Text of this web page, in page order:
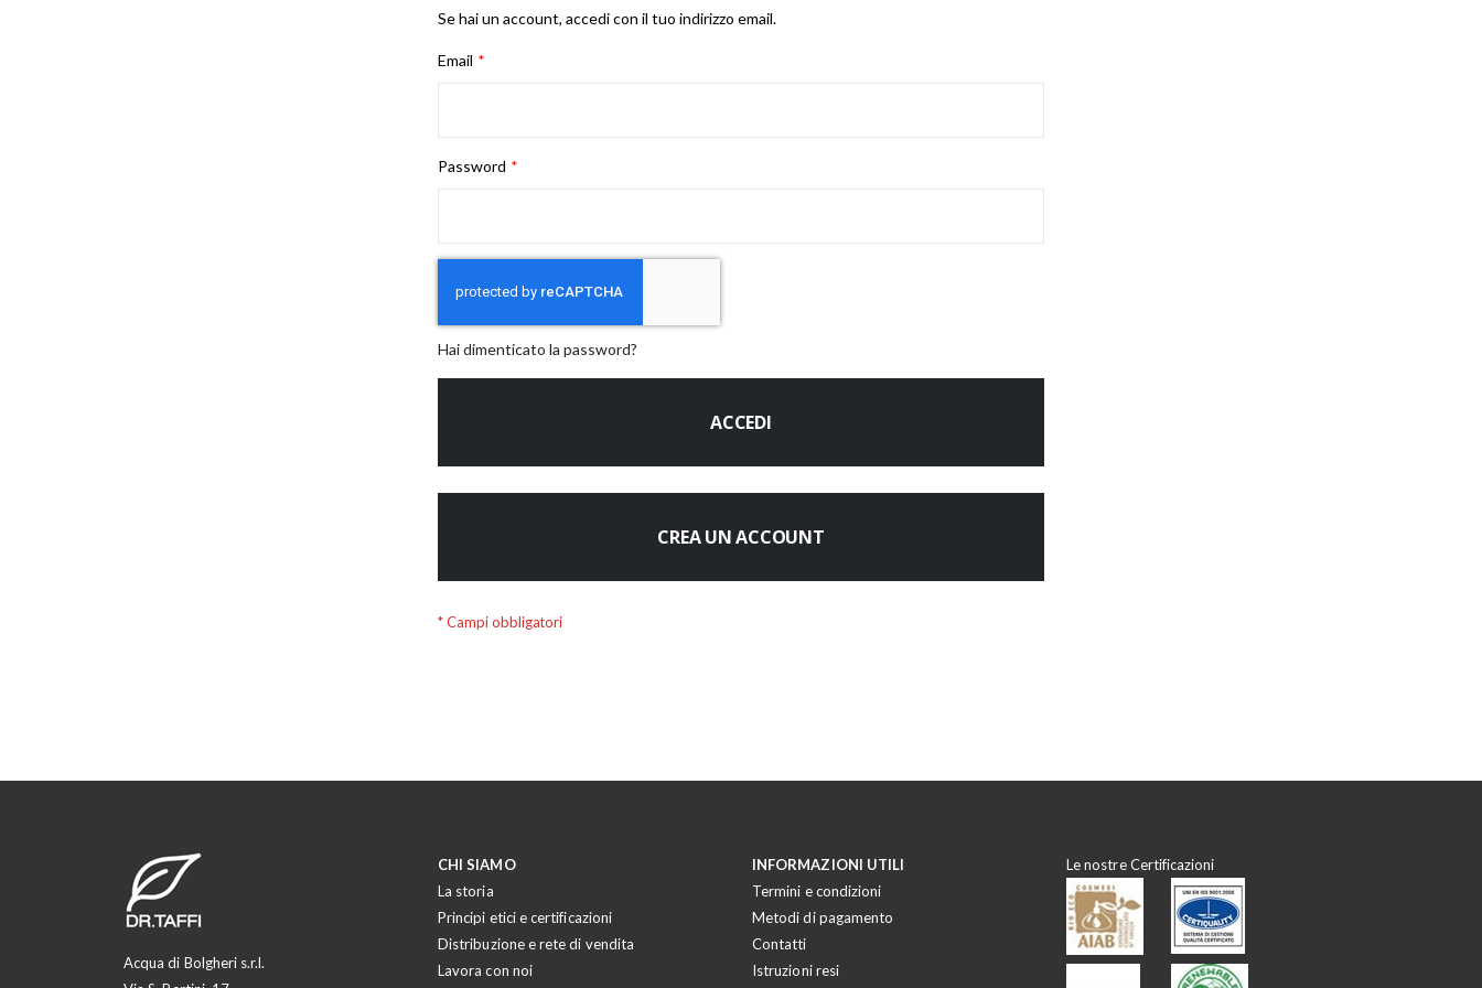
Se hai un account, accedi con il tuo indirizzo email.
Email
Password
Hai dimenticato la password?
ACCEDI
CREA UN ACCOUNT
Acqua di Bolgheri s.r.l.
CHI SIAMO
La storia
Principi etici e certificazioni
Distribuzione e rete di vendita
Lavora con noi
INFORMAZIONI UTILI
Termini e condizioni
Metodi di pagamento
Contatti
Istruzioni resi
Le nostre Certificazioni